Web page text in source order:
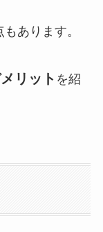
あります。
リット を紹